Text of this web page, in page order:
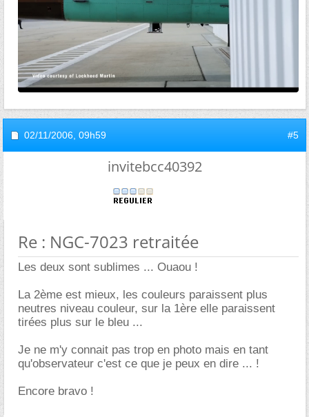
02/11/2006, 09h59 #5
invitebcc40392
Re : NGC-7023 retraitée
Les deux sont sublimes ... Ouaou !
La 2ème est mieux, les couleurs paraissent plus
neutres niveau couleur, sur la 1ère elle paraissent
tirées plus sur le bleu ...
Je ne m'y connait pas trop en photo mais en tant
qu'observateur c'est ce que je peux en dire ... !
Encore bravo !